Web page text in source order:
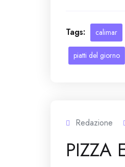
Tags: calimar
piatti del giorno
Redazione
PIZZA